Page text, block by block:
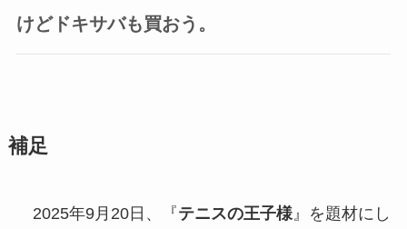
けどドキサバも買おう。
補足
2025年9月20日、『テニスの王子様』を題材にし